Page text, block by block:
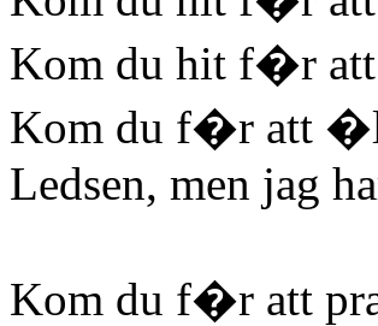
Kom du hit f�r
Kom du f�r att
Ledsen, men jag
Kom du f�r att